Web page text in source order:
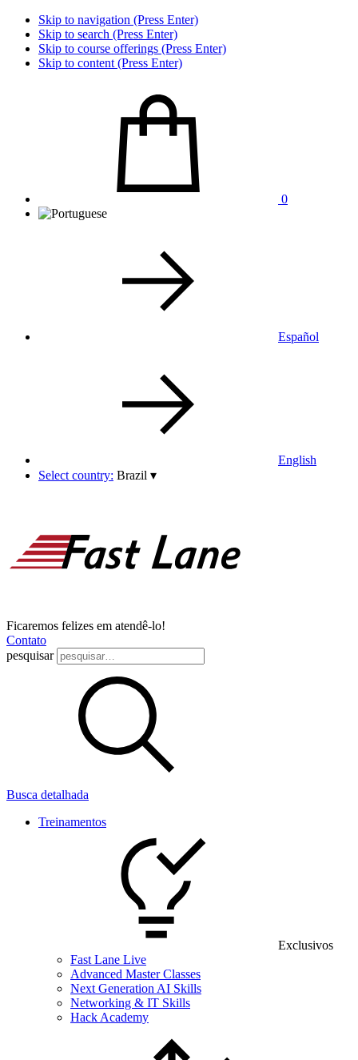
Skip to navigation (Press Enter)
Skip to search (Press Enter)
Skip to course offerings (Press Enter)
Skip to content (Press Enter)
0
Español
English
Select country: Brazil ▾
Ficaremos felizes em atendê-lo!
Contato
pesquisar
Busca detalhada
Treinamentos
Exclusivos
Fast Lane Live
Advanced Master Classes
Next Generation AI Skills
Networking & IT Skills
Hack Academy